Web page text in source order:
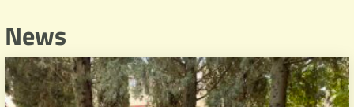
News